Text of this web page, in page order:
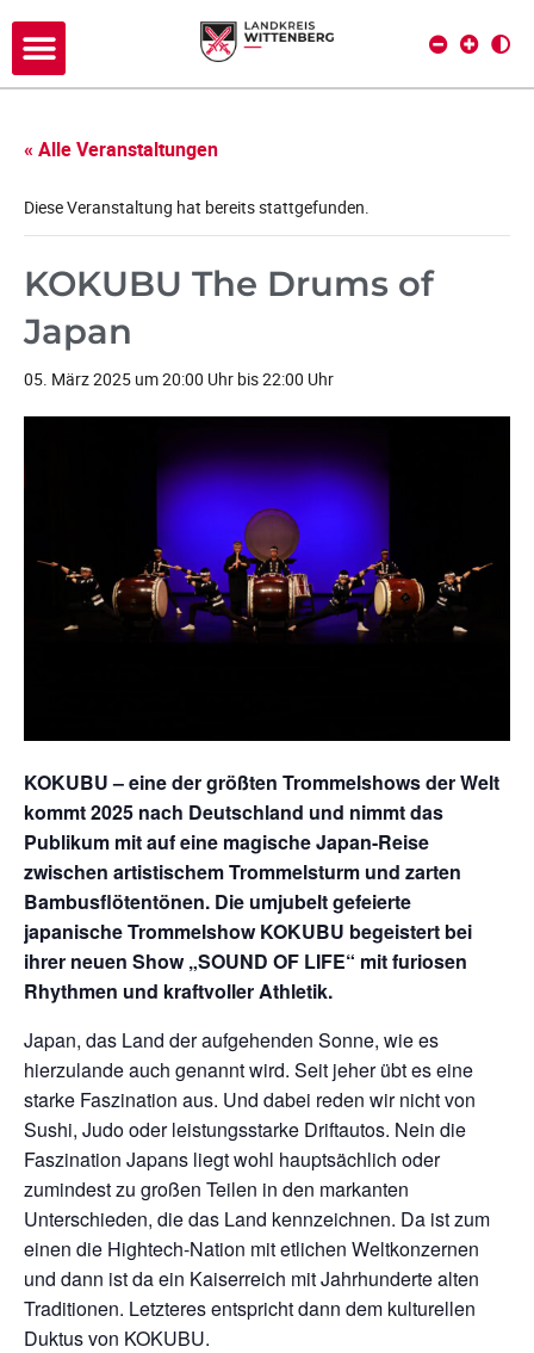
« Alle Veranstaltungen
Diese Veranstaltung hat bereits stattgefunden.
KOKUBU The Drums of
Japan
05. März 2025 um 20:00 Uhr bis22:00 Uhr
KOKUBU – eine der größten Trommelshows der Welt
kommt 2025 nach Deutschland und nimmt das
Publikum mit auf eine magische Japan-Reise
zwischen artistischem Trommelsturm und zarten
Bambusflötentönen. Die umjubelt gefeierte
japanische Trommelshow KOKUBU begeistert bei
ihrer neuen Show „SOUND OF LIFE“ mit furiosen
Rhythmen und kraftvoller Athletik.
Japan, das Land der aufgehenden Sonne, wie es
hierzulande auch genannt wird. Seit jeher übt es eine
starke Faszination aus. Und dabei reden wir nicht von
Sushi, Judo oder leistungsstarke Driftautos. Nein die
Faszination Japans liegt wohl hauptsächlich oder
zumindest zu großen Teilen in den markanten
Unterschieden, die das Land kennzeichnen. Da ist zum
einen die Hightech-Nation mit etlichen Weltkonzernen
und dann ist da ein Kaiserreich mit Jahrhunderte alten
Traditionen. Letzteres entspricht dann dem kulturellen
Duktus von KOKUBU.